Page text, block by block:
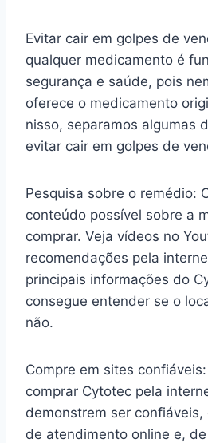
Evitar cair em golpes de
qualquer medicamento é
segurança e saúde, pois
oferece o medicamento
nisso, separamos algumas
evitar cair em golpes de
Pesquisa sobre o remédio:
conteúdo possível sobre a
comprar. Veja vídeos no
recomendações pela
principais informações do
consegue entender se o
não.
Compre em sites
comprar Cytotec pela
demonstrem ser
de atendimento online e,